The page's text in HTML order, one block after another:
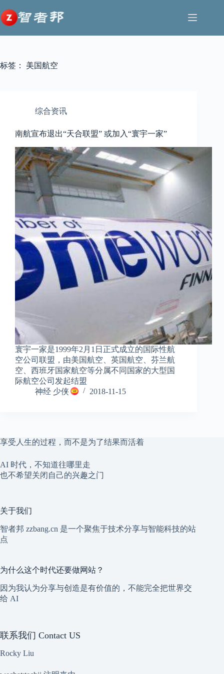
至
内
容
标签： 美国航空
综合资讯
南航宣布退出“天合联盟” 或加入“寰宇一家”
寰宇一家是1999年2月1日正式成立的国际性航
空公司联盟，由美国航空、英国航空、芬兰航
空、西班牙国家航空等分属不同国家的大型国
际航空公司发起结盟
神经 少侠
2018-11-15
享受人生的过程，而不是为了结果而活着
AI 时代，不知道往哪里走
也不希望关闭自己的兴趣之门
关于我们
智者邦 zzbang.cn 是一个聚焦于技术分享与智能科技的站
点
为什么这个时代还要做网站？
因为我认为分享与创造是有价值的，不能完全把世界交
给 AI
联系我们 Contact US
Rocky Liu